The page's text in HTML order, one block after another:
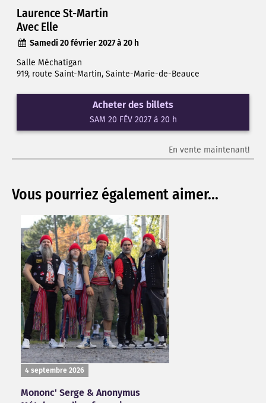
Laurence St-Martin
Avec Elle
Samedi 20 février 2027 à 20 h
Salle Méchatigan
919, route Saint-Martin, Sainte-Marie-de-Beauce
Acheter des billets
SAM 20 FÉV 2027 à 20 h
En vente maintenant!
Vous pourriez également aimer...
4 septembre 2026
Mononc' Serge & Anonymus